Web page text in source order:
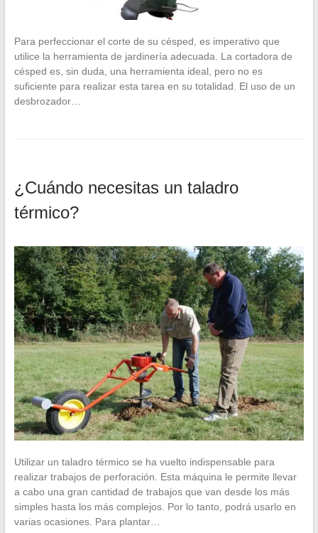
Para perfeccionar el corte de su césped, es imperativo que
utilice la herramienta de jardinería adecuada. La cortadora de
césped es, sin duda, una herramienta ideal, pero no es
suficiente para realizar esta tarea en su totalidad. El uso de un
desbrozador…
¿Cuándo necesitas un taladro
térmico?
Utilizar un taladro térmico se ha vuelto indispensable para
realizar trabajos de perforación. Esta máquina le permite llevar
a cabo una gran cantidad de trabajos que van desde los más
simples hasta los más complejos. Por lo tanto, podrá usarlo en
varias ocasiones. Para plantar…